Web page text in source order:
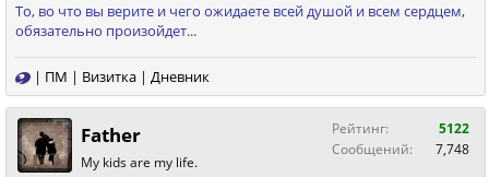
То, во что вы верите и чего ожидаете всей душой и всем сердцем,
обязательно произойдет...
| ПМ | Визитка | Дневник
Father
My kids are my life.
Рейтинг:
5122
Сообщений:
7,748